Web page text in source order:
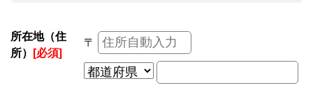
所在地（住
所） [必須]
〒